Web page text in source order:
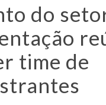
do
time de